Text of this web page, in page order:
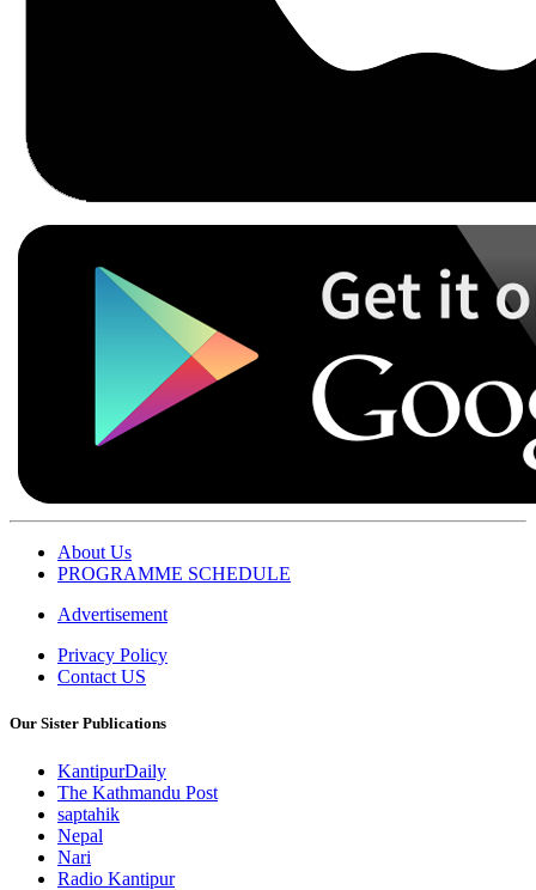
About Us
PROGRAMME SCHEDULE
Advertisement
Privacy Policy
Contact US
Our Sister Publications
KantipurDaily
The Kathmandu Post
saptahik
Nepal
Nari
Radio Kantipur